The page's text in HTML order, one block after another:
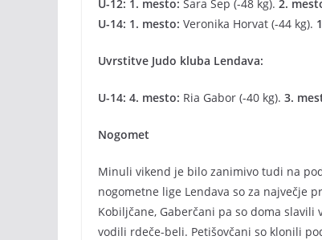
U-12: 1. mesto: Sara Sep (-48 kg). 2.
U-14: 1. mesto: Veronika Horvat (-44 kg).
Uvrstitve Judo kluba Lendava:
U-14: 4. mesto: Ria Gabor (-40 kg). 3.
Nogomet
Minuli vikend je bilo zanimivo tudi na
nogometne lige Lendava so za največje
Kobiljčane, Gaberčani pa so doma
vodili rdeče-beli. Petišovčani so klonili